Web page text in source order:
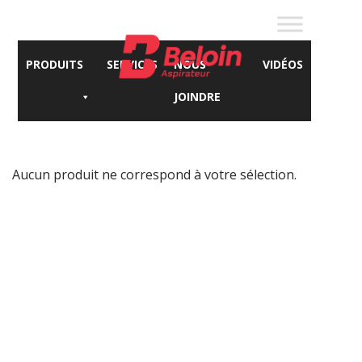
PRODUITS SERVICES NOUS
JOINDRE
VIDÉOS
Aucun produit ne correspond à votre sélection.